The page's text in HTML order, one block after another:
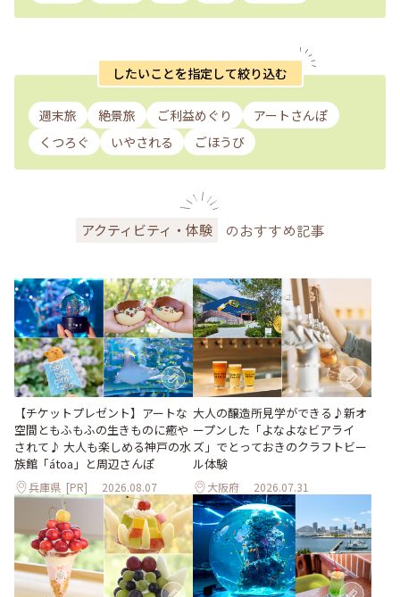
したいことを指定して絞り込む
週末旅 絶景旅 ご利益めぐり
アートさんぽ
くつろぐ
いやされる ごほうび
アクティビティ・体験 のおすすめ記事
【チケットプレゼント】アートな
空間ともふもふの生きものに癒や
されて♪ 大人も楽しめる神戸の水
族館「átoa」と周辺さんぽ
兵庫県 [PR] 2026.08.07
大人の醸造所見学ができる♪新オ
ープンした「よなよなビアライ
ズ」でとっておきのクラフトビー
ル体験
大阪府 2026.07.31